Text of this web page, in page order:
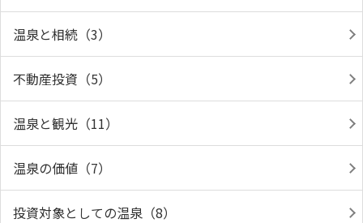
温泉と相続（3）
不動産投資（5）
温泉と観光（11）
温泉の価値（7）
投資対象としての温泉（8）